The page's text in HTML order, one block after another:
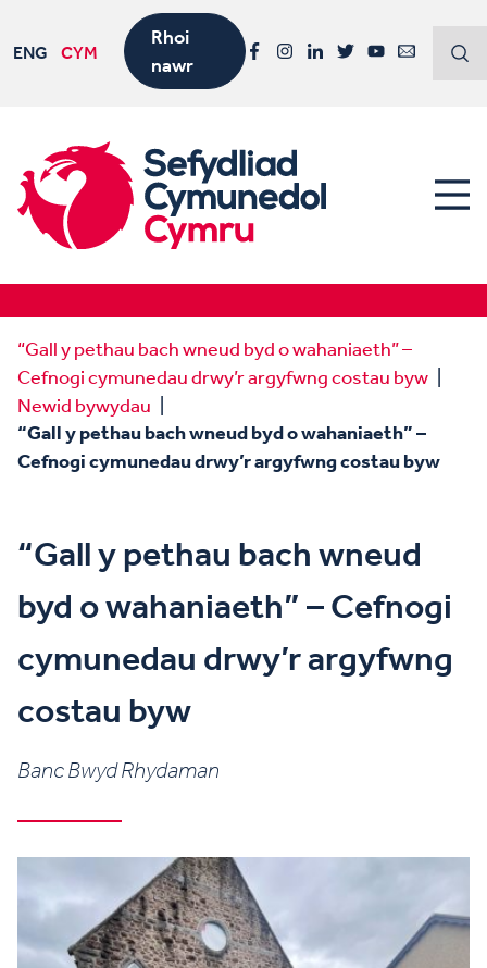
ENG CYM
Rhoi
nawr
“Gall y pethau bach wneud byd o wahaniaeth” –
Cefnogi cymunedau drwy’r argyfwng costau byw
Newid bywydau
“Gall y pethau bach wneud byd o wahaniaeth” –
Cefnogi cymunedau drwy’r argyfwng costau byw
“Gall y pethau bach wneud
byd o wahaniaeth” – Cefnogi
cymunedau drwy’r argyfwng
costau byw
Banc Bwyd Rhydaman